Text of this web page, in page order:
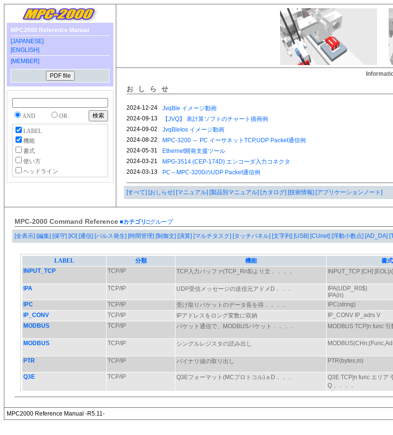
MPC2000 Reference Manual
[JAPANESE]
[ENGLISH]
[MEMBER]
AND OR
LABEL
機能
書式
使い方
ヘッドライン
おしらせ
[すべて] [おしらせ] [マニュアル] [製品別マニュアル] [カタログ] [技術情報] [アプリケーションノート]
MPC-2000 Command Reference ■カテゴリ□グループ
[全表示] [編集] [保守] [IO] [通信] [パルス発生] [時間管理] [制御文] [演算] [マルチタスク] [タッチパネル] [文字列] [USB] [CUnet] [浮動小数点] [AD_DA]
MPC2000 Reference Manual -R5.11-